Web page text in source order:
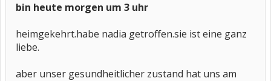
bin heute morgen um 3 uhr
heimgekehrt.habe nadia getroffen.sie ist eine ganz
liebe.
aber unser gesundheitlicher zustand hat uns am